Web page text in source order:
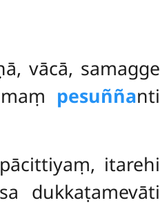
vācā, samagge
pesuññanti
itarehi
dukkaṭamevāti